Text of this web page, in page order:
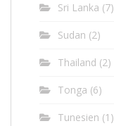
Sri Lanka (7)
Sudan (2)
Thailand (2)
Tonga (6)
Tunesien (1)